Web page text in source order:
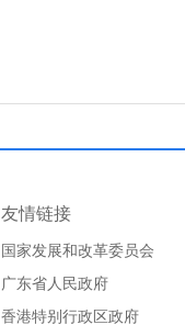
友情链接
国家发展和改革委员会
广东省人民政府
香港特别行政区政府